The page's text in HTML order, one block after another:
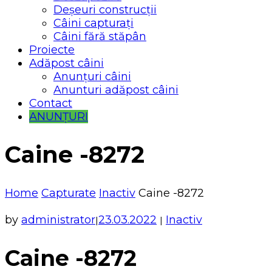
Deșeuri construcții
Câini capturați
Câini fără stăpân
Proiecte
Adăpost câini
Anunțuri câini
Anunturi adăpost câini
Contact
ANUNȚURI
Caine -8272
Home Capturate Inactiv Caine -8272
by administrator|23.03.2022 | Inactiv
Caine -8272